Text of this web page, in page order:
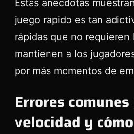
Estas anécdotas
juego rápido es tan
rápidas que no requieren
mantienen a los
por más momentos de
Errores comunes
velocidad y